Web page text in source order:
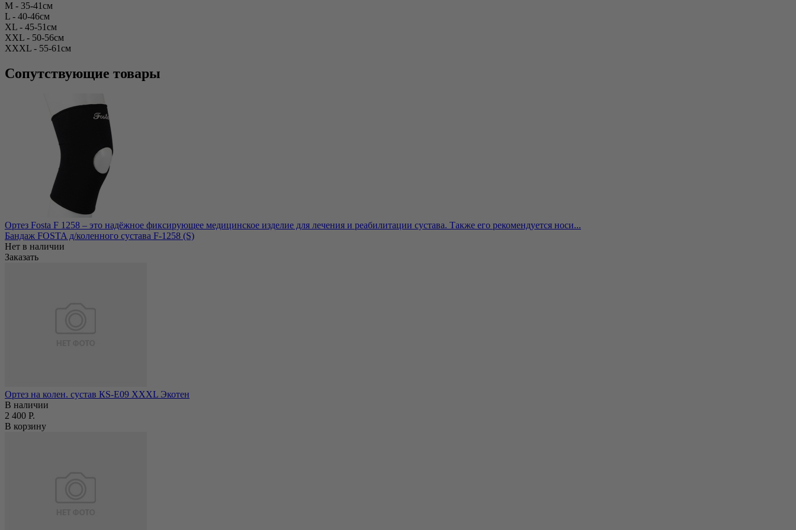
M - 35-41см
L - 40-46см
XL - 45-51см
XXL - 50-56см
XXXL - 55-61см
Сопутствующие товары
Ортез Fosta F 1258 – это надёжное фиксирующее медицинское изделие для лечения и реабилитации сустава. Также его рекомендуется носи...
Бандаж FOSTA д/коленного сустава F-1258 (S)
Нет в наличии
Заказать
Ортез на колен. сустав КS-E09 XХХL Экотен
В наличии
2 400 Р.
В корзину